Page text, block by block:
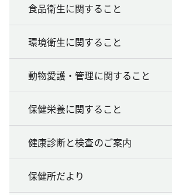
食品衛生に関すること
環境衛生に関すること
動物愛護・管理に関すること
保健栄養に関すること
健康診断と検査のご案内
保健所だより